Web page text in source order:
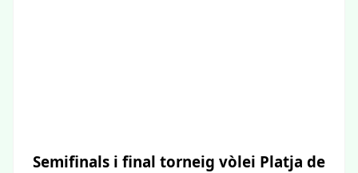
Semifinals i final torneig vòlei Platja de